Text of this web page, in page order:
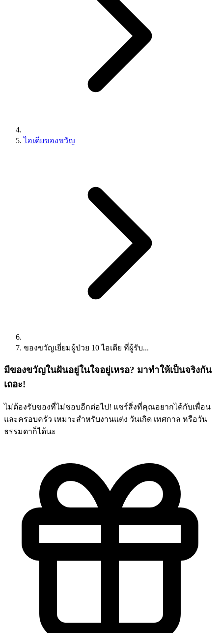
ไอเดียของขวัญ
ของขวัญเยี่ยมผู้ป่วย 10 ไอเดีย ที่ผู้รับ...
มีของขวัญในฝันอยู่ในใจอยู่เหรอ? มาทำให้เป็นจริงกัน
เถอะ!
ไม่ต้องรับของที่ไม่ชอบอีกต่อไป! แชร์สิ่งที่คุณอยากได้กับเพื่อน
และครอบครัว เหมาะสำหรับงานแต่ง วันเกิด เทศกาล หรือวัน
ธรรมดาก็ได้นะ